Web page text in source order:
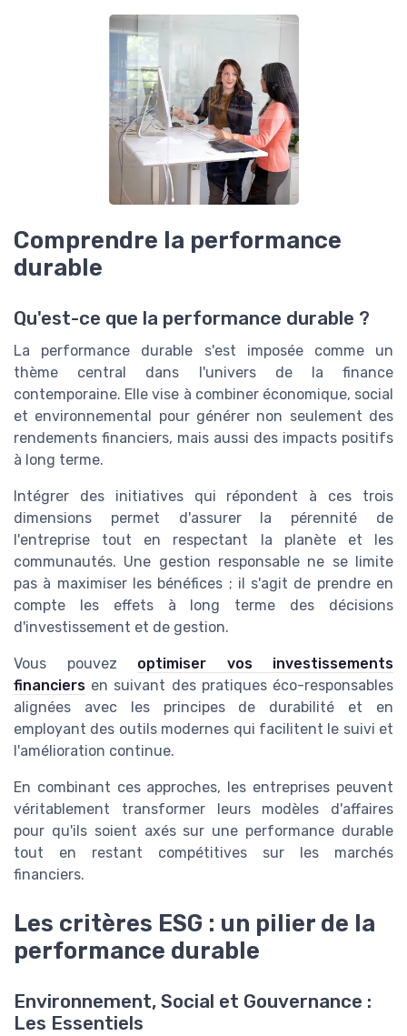
Comprendre la performance
durable
Qu'est-ce que la performance durable ?
La performance durable s'est imposée comme un
thème central dans l'univers de la finance
contemporaine. Elle vise à combiner économique, social
et environnemental pour générer non seulement des
rendements financiers, mais aussi des impacts positifs
à long terme.
Intégrer des initiatives qui répondent à ces trois
dimensions permet d'assurer la pérennité de
l'entreprise tout en respectant la planète et les
communautés. Une gestion responsable ne se limite
pas à maximiser les bénéfices ; il s'agit de prendre en
compte les effets à long terme des décisions
d'investissement et de gestion.
Vous pouvez optimiser vos investissements
financiers en suivant des pratiques éco-responsables
alignées avec les principes de durabilité et en
employant des outils modernes qui facilitent le suivi et
l'amélioration continue.
En combinant ces approches, les entreprises peuvent
véritablement transformer leurs modèles d'affaires
pour qu'ils soient axés sur une performance durable
tout en restant compétitives sur les marchés
financiers.
Les critères ESG : un pilier de la
performance durable
Environnement, Social et Gouvernance :
Les Essentiels